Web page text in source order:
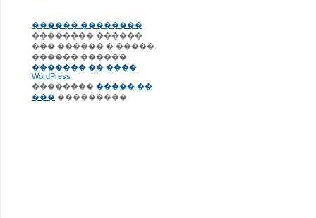
������ ��������
�������� ������
��� ������ � �����.
������ ������
������� �� ����
WordPress
�������� ����� ��
��� ���������